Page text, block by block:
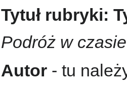
Tytuł rubryki:
Podróż w czasie
Autor - tu